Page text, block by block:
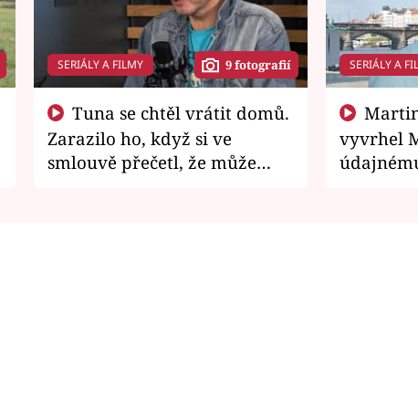
SERIÁLY A FILMY 9 fotografií
Zarazilo ho, když si ve
smlouvě přečetl, že může
SERIÁLY A
vyvrhel